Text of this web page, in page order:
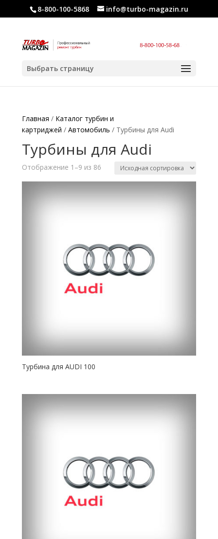
8-800-100-5868 info@turbo-magazin.ru
Выбрать страницу
Главная / Каталог турбин и
картриджей / Автомобиль / Турбины для Audi
Турбины для Audi
Отображение 1–9 из 86
Турбина для AUDI 100